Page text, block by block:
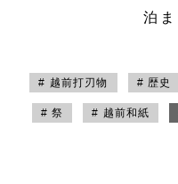
泊ま
# 越前打刃物 # 歴史
# 祭 # 越前和紙